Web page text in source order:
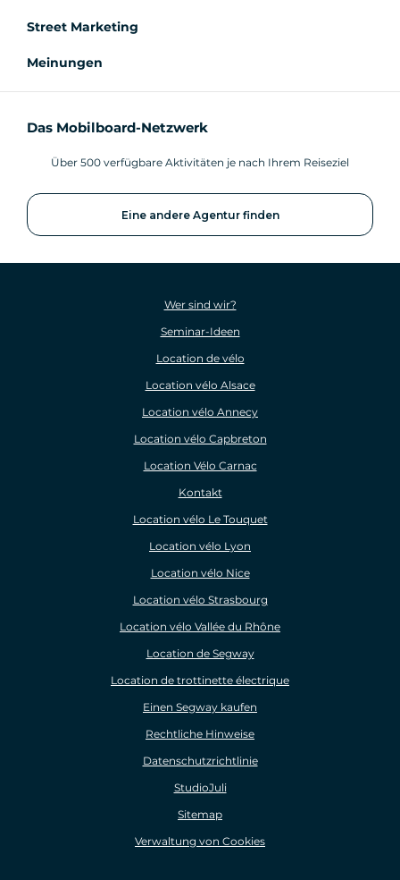
Street Marketing
Meinungen
Das Mobilboard-Netzwerk
Über 500 verfügbare Aktivitäten je nach Ihrem Reiseziel
Eine andere Agentur finden
Wer sind wir?
Seminar-Ideen
Location de vélo
Location vélo Alsace
Location vélo Annecy
Location vélo Capbreton
Location Vélo Carnac
Kontakt
Location vélo Le Touquet
Location vélo Lyon
Location vélo Nice
Location vélo Strasbourg
Location vélo Vallée du Rhône
Location de Segway
Location de trottinette électrique
Einen Segway kaufen
Rechtliche Hinweise
Datenschutzrichtlinie
StudioJuli
Sitemap
Verwaltung von Cookies